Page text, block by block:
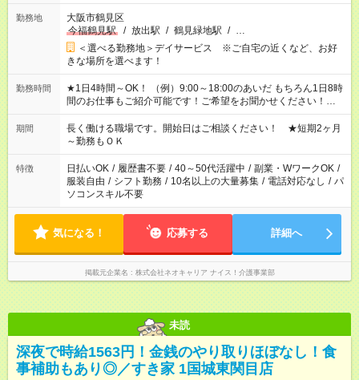
勤務地
大阪市鶴見区
今福鶴見駅
/ 放出駅 / 鶴見緑地駅 / …
＜選べる勤務地＞デイサービス ※ご自宅の近くなど、お好
きな場所を選べます！
勤務時間
★1日4時間～OK！ （例）9:00～18:00のあいだ もちろん1日8時
間のお仕事もご紹介可能です！ご希望をお聞かせください！★家
庭の都合でお休みが必要な場合も遠慮なくご相談ください。 ※
週最低15時間以上の勤務が必要です
期間
長く働ける職場です。開始日はご相談ください！ ★短期2ヶ月
～勤務もＯＫ
特徴 日払いOK / 履歴書不要 / 40～50代活躍中 / 副業・WワークOK /
服装自由 / シフト勤務 / 10名以上の大量募集 / 電話対応なし / パ
ソコンスキル不要
気になる！ 応募する 詳細へ
掲載元企業名 株式会社ネオキャリア ナイス！介護事業部
未読
深夜で時給1563円！金銭のやり取りほぼなし！食
事補助もあり◎／すき家 1国城東関目店